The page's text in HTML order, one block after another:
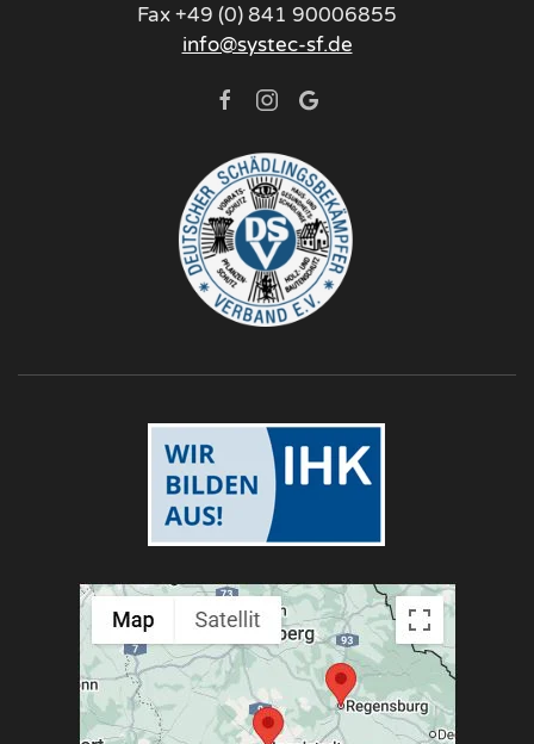
Fax +49 (0) 841 90006855
info@systec-sf.de